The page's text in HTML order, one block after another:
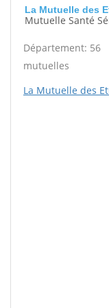
La Mutuelle des
Mutuelle Santé
Département: 56
mutuelles
La Mutuelle des